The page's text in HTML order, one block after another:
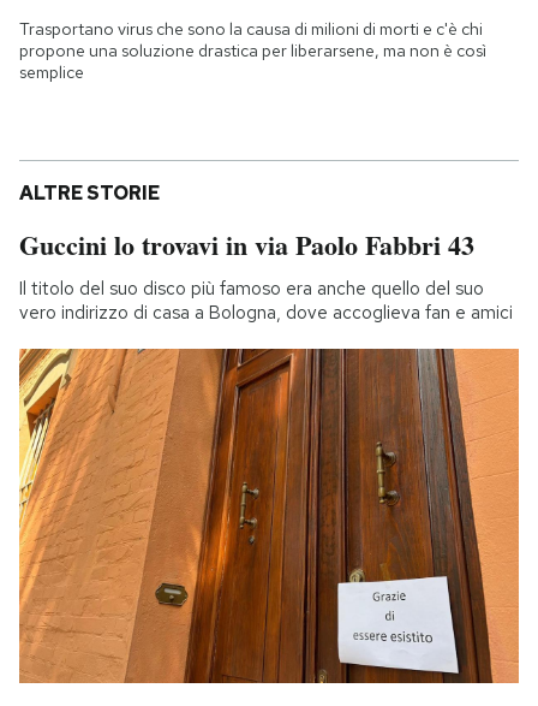
Trasportano virus che sono la causa di milioni di morti e c'è chi
propone una soluzione drastica per liberarsene, ma non è così
semplice
ALTRE STORIE
Guccini lo trovavi in via Paolo Fabbri 43
Il titolo del suo disco più famoso era anche quello del suo
vero indirizzo di casa a Bologna, dove accoglieva fan e amici